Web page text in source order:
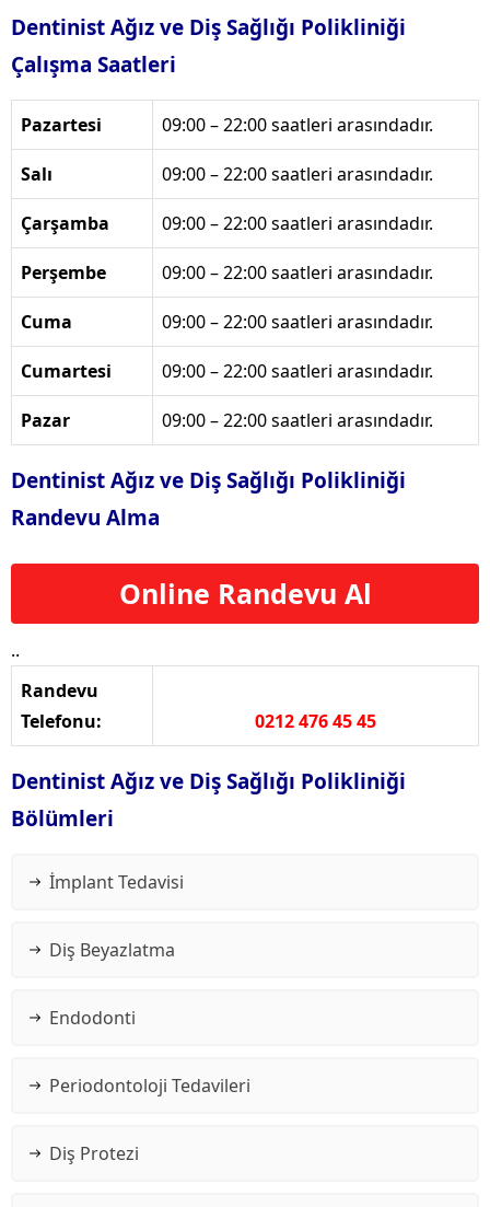
Dentinist Ağız ve Diş Sağlığı Polikliniği
Çalışma Saatleri
Pazartesi 09:00 – 22:00 saatleri arasındadır.
Salı 09:00 – 22:00 saatleri arasındadır.
Çarşamba 09:00 – 22:00 saatleri arasındadır.
Perşembe 09:00 – 22:00 saatleri arasındadır.
Cuma 09:00 – 22:00 saatleri arasındadır.
Cumartesi 09:00 – 22:00 saatleri arasındadır.
Pazar 09:00 – 22:00 saatleri arasındadır.
Dentinist Ağız ve Diş Sağlığı Polikliniği
Randevu Alma
Online Randevu Al
..
Randevu
Telefonu:
0212 476 45 45
Dentinist Ağız ve Diş Sağlığı Polikliniği
Bölümleri
İmplant Tedavisi
Diş Beyazlatma
Endodonti
Periodontoloji Tedavileri
Diş Protezi